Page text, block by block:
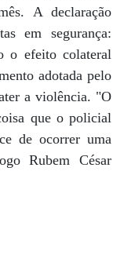
A declaração
em segurança:
o efeito colateral
adotada pelo
a violência. "O
que o policial
de ocorrer uma
Rubem César